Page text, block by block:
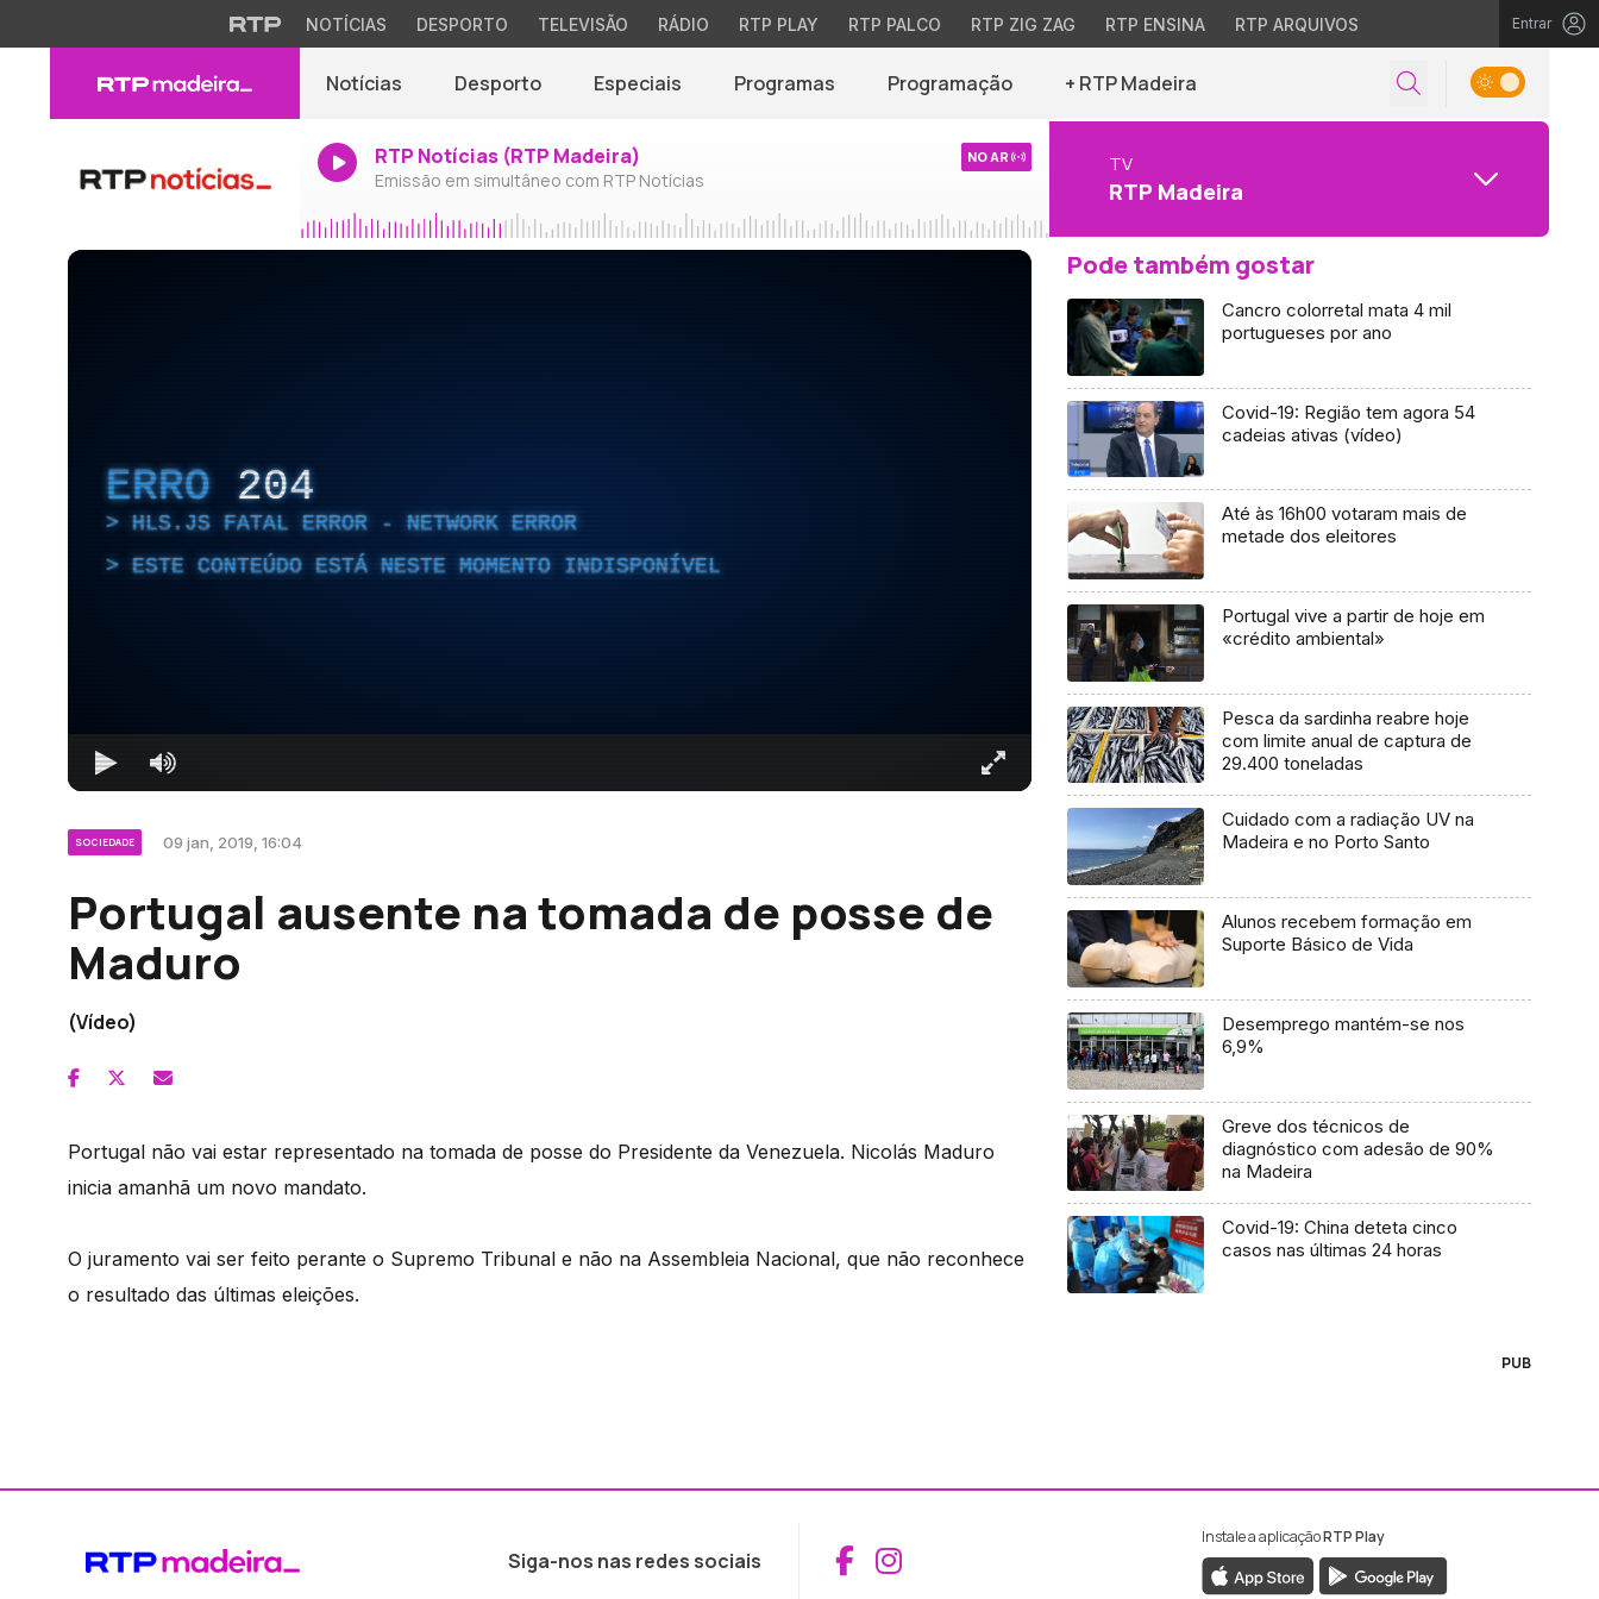
NOTÍCIAS DESPORTO TELEVISÃO RÁDIO RTP PLAY RTP PALCO RTP ZIG ZAG RTP ENSINA RTP ARQUIVOS Entrar
Notícias Desporto Especiais Programas Programação + RTP Madeira
RTP Notícias (RTP Madeira)
Emissão em simultâneo com RTP Notícias
NO AR TV
RTP Madeira
ERRO 204
HLS.JS FATAL ERROR - NETWORK ERROR
ESTE CONTEÚDO ESTÁ NESTE MOMENTO INDISPONÍVEL
SOCIEDADE 09 jan, 2019, 16:04
Portugal ausente na tomada de posse de
Maduro
(Vídeo)
Portugal não vai estar representado na tomada de posse do Presidente da Venezuela. Nicolás Maduro
inicia amanhã um novo mandato.
O juramento vai ser feito perante o Supremo Tribunal e não na Assembleia Nacional, que não reconhece
o resultado das últimas eleições.
Pode também gostar
Cancro colorretal mata 4 mil
portugueses por ano
Covid-19: Região tem agora 54
cadeias ativas (vídeo)
Até às 16h00 votaram mais de
metade dos eleitores
Portugal vive a partir de hoje em
«crédito ambiental»
Pesca da sardinha reabre hoje
com limite anual de captura de
29.400 toneladas
Cuidado com a radiação UV na
Madeira e no Porto Santo
Alunos recebem formação em
Suporte Básico de Vida
Desemprego mantém-se nos
6,9%
Greve dos técnicos de
diagnóstico com adesão de 90%
na Madeira
Covid-19: China deteta cinco
casos nas últimas 24 horas
PUB
Siga-nos nas redes sociais Aceder ao Facebook da RTP Madeira
Aceder ao Instagram da RTP Madeira
Instale a aplicaçãoRTP Play